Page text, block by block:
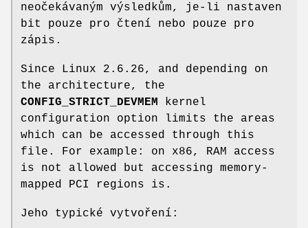
neočekávaným výsledkům, je-li nastaven
bit pouze pro čtení nebo pouze pro
zápis.
Since Linux 2.6.26, and depending on
the architecture, the
CONFIG_STRICT_DEVMEM kernel
configuration option limits the areas
which can be accessed through this
file. For example: on x86, RAM access
is not allowed but accessing memory-
mapped PCI regions is.
Jeho typické vytvoření: